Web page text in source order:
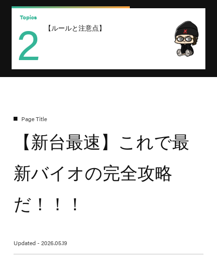
【ルールと注意点】
Topics
2
【新台最速】これで最
新バイオの完全攻略
だ！！！
Updated - 2026.05.19